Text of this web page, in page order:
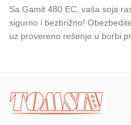
Sa Gamit 480 EC, vaša soja
sigurno i bezbrižno!
uz provereno rešenje u borbi